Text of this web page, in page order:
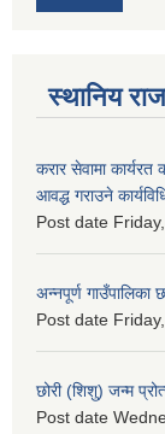
स्थानिय
करार सेवामा कार्यरत
आवद्ध गराउने
Post date
अन्नपूर्ण गाउँपालिका
Post date
छोरी (शिशु) जन्म
Post date